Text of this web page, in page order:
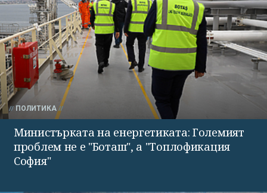
ПОЛИТИКА
Министърката на енергетиката: Големият
проблем не е "Боташ", а "Топлофикация
София"